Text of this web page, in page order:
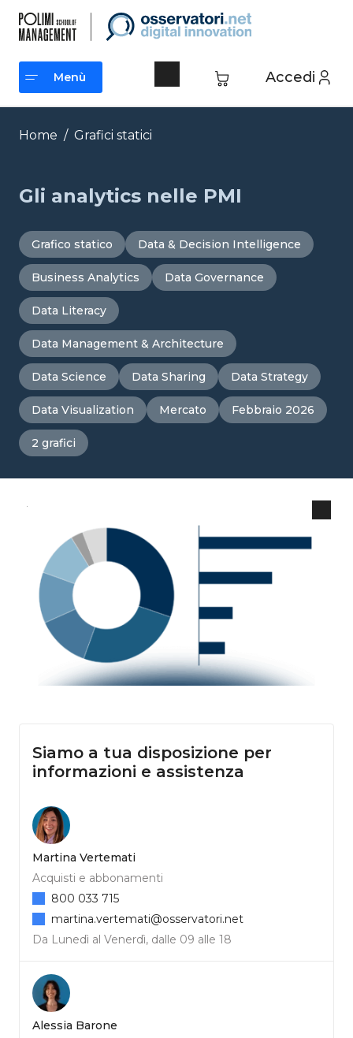
contenuto
Accedi
Menù
Menù
Home / Grafici statici
Gli analytics nelle PMI
Grafico statico Data & Decision Intelligence
Business Analytics Data Governance
Data Literacy
Data Management & Architecture
Data Science Data Sharing Data Strategy
Data Visualization Mercato Febbraio 2026
2 grafici
Siamo a tua disposizione per
informazioni e assistenza
Martina Vertemati
Acquisti e abbonamenti
Da Lunedì al Venerdì, dalle 09 alle 18
800 033 715
martina.vertemati@osservatori.net
Alessia Barone